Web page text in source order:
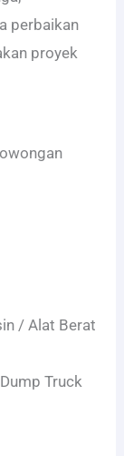
perbaikan
proyek
/ Alat Berat
Truck